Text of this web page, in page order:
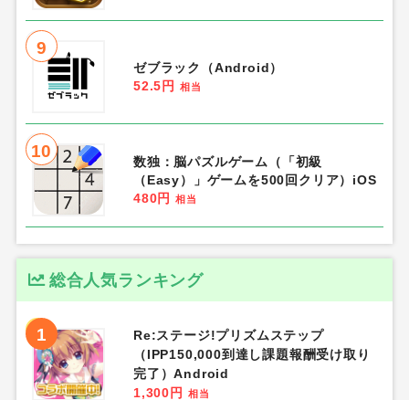
9
ゼブラック（Android）
52.5円
相当
10
数独：脳パズルゲーム（「初級
（Easy）」ゲームを500回クリア）iOS
480円
相当
総合人気ランキング
1
Re:ステージ!プリズムステップ
（IPP150,000到達し課題報酬受け取り
完了）Android
1,300円
相当